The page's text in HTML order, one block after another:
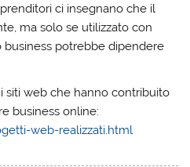
ci insegnano che il
ma solo se utilizzato con
potrebbe dipendere
siti web che hanno contribuito
business online:
web-realizzati.html